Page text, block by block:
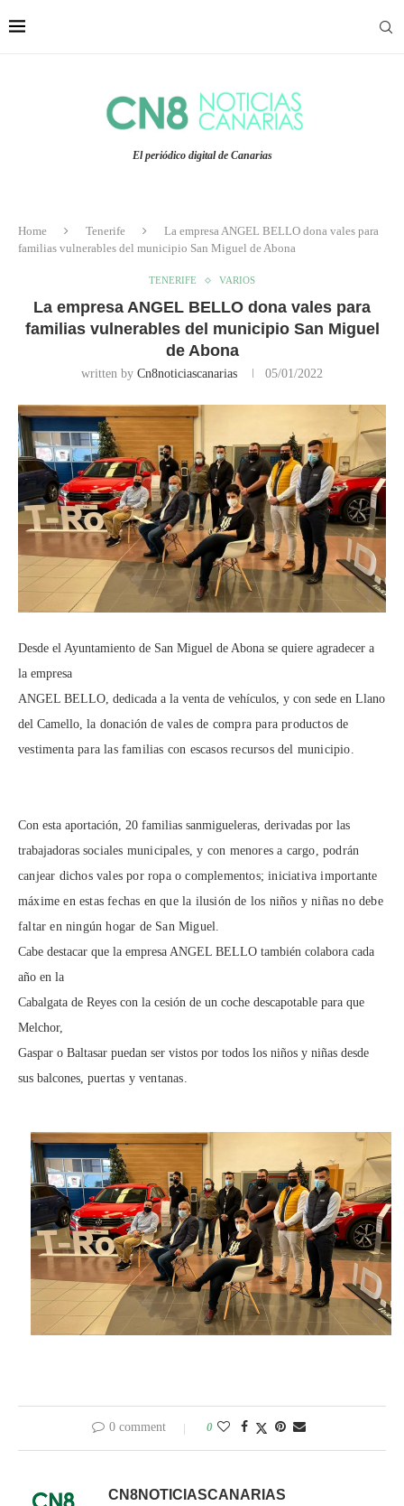
El periódico digital de Canarias
Home Tenerife
La empresa ANGEL BELLO dona vales para
familias vulnerables del municipio San Miguel de Abona
TENERIFE VARIOS
La empresa ANGEL BELLO dona vales para
familias vulnerables del municipio San Miguel
de Abona
written by Cn8noticiascanarias 05/01/2022
Desde el Ayuntamiento de San Miguel de Abona se quiere agradecer a
la empresa
ANGEL BELLO, dedicada a la venta de vehículos, y con sede en Llano
del Camello, la donación de vales de compra para productos de
vestimenta para las familias con escasos recursos del municipio.
Con esta aportación, 20 familias sanmigueleras, derivadas por las
trabajadoras sociales municipales, y con menores a cargo, podrán
canjear dichos vales por ropa ocomplementos; iniciativa importante
máxime en estas fechas en que la ilusión de los niños y niñas no debe
faltar en ningún hogar de San Miguel.
Cabe destacar que la empresa ANGEL BELLO también colabora cada
año en la
Cabalgata de Reyes con la cesión de un coche descapotable para que
Melchor,
Gaspar o Baltasar puedan ser vistos por todos los niños y niñas desde
sus balcones, puertas y ventanas.
0 comment 0
CN8NOTICIASCANARIAS